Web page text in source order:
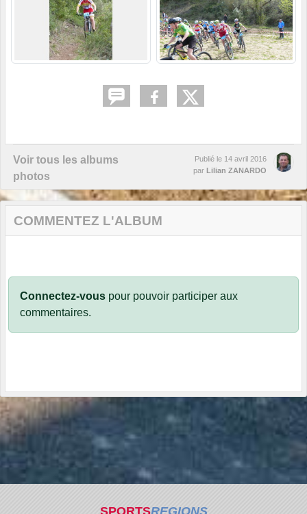
Voir tous les albums
photos
Publié le 14 avril 2016
par Lilian ZANARDO
COMMENTEZ L'ALBUM
Connectez-vous pour pouvoir participer aux
commentaires.
SPORTSREGIONS